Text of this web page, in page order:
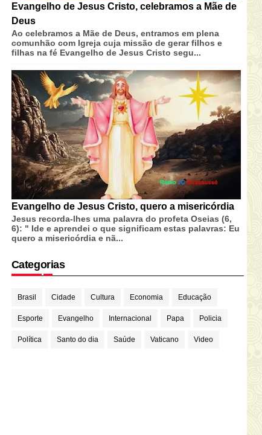
Evangelho de Jesus Cristo, celebramos a Mãe de
Deus
Ao celebramos a Mãe de Deus, entramos em plena
comunhão com Igreja cuja missão de gerar filhos e
filhas na fé Evangelho de Jesus Cristo segu...
Evangelho de Jesus Cristo, quero a misericórdia
Jesus recorda-lhes uma palavra do profeta Oseias (6,
6): " Ide e aprendei o que significam estas palavras: Eu
quero a misericórdia e nã...
Categorias
Brasil Cidade Cultura Economia Educação
Esporte Evangelho Internacional Papa Policia
Política Santo do dia Saúde Vaticano Video